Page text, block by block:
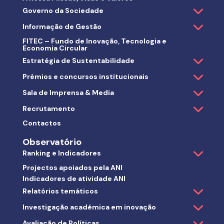
Governo da Sociedade
Informação de Gestão
FITEC – Fundo de Inovação, Tecnologia e
Economia Circular
Estratégia de Sustentabilidade
Prémios e concursos institucionais
Sala de Imprensa & Media
Recrutamento
Contactos
Observatório
Ranking e Indicadores
Projectos apoiados pela ANI
Indicadores de atividade ANI
Relatórios temáticos
Investigação académica em inovação